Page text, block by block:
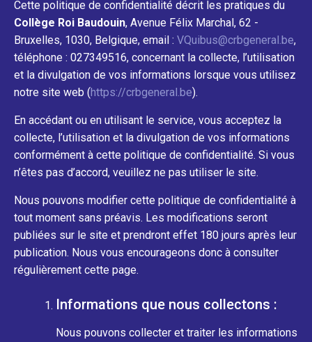
Cette politique de confidentialité décrit les pratiques du
Collège Roi Baudouin, Avenue Félix Marchal, 62 -
Bruxelles, 1030, Belgique, email : VQuibus@crbgeneral.be,
téléphone : 027349516, concernant la collecte, l’utilisation
et la divulgation de vos informations lorsque vous utilisez
notre site web (https://crbgeneral.be).
En accédant ou en utilisant le service, vous acceptez la
collecte, l’utilisation et la divulgation de vos informations
conformément à cette politique de confidentialité. Si vous
n’êtes pas d’accord, veuillez ne pas utiliser le site.
Nous pouvons modifier cette politique de confidentialité à
tout moment sans préavis. Les modifications seront
publiées sur le site et prendront effet 180 jours après leur
publication. Nous vous encourageons donc à consulter
régulièrement cette page.
Informations que nous collectons :
Nous pouvons collecter et traiter les informations